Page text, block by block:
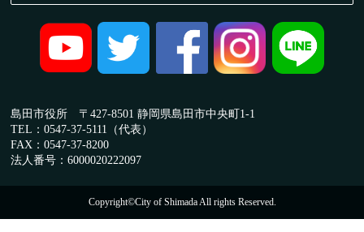
島田市役所 〒427-8501 静岡県島田市中央町1-1
TEL：0547-37-5111（代表）
FAX：0547-37-8200
法人番号：6000020222097
Copyright©City of Shimada All rights Reserved.